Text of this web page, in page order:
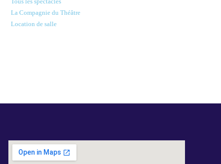
La Compagnie du Théâtre
Location de salle